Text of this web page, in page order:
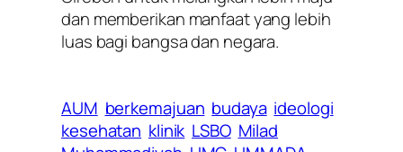
dan memberikan manfaat yang lebih
luas bagi bangsa dan negara.
AUM berkemajuan budaya ideologi
kesehatan klinik LSBO Milad